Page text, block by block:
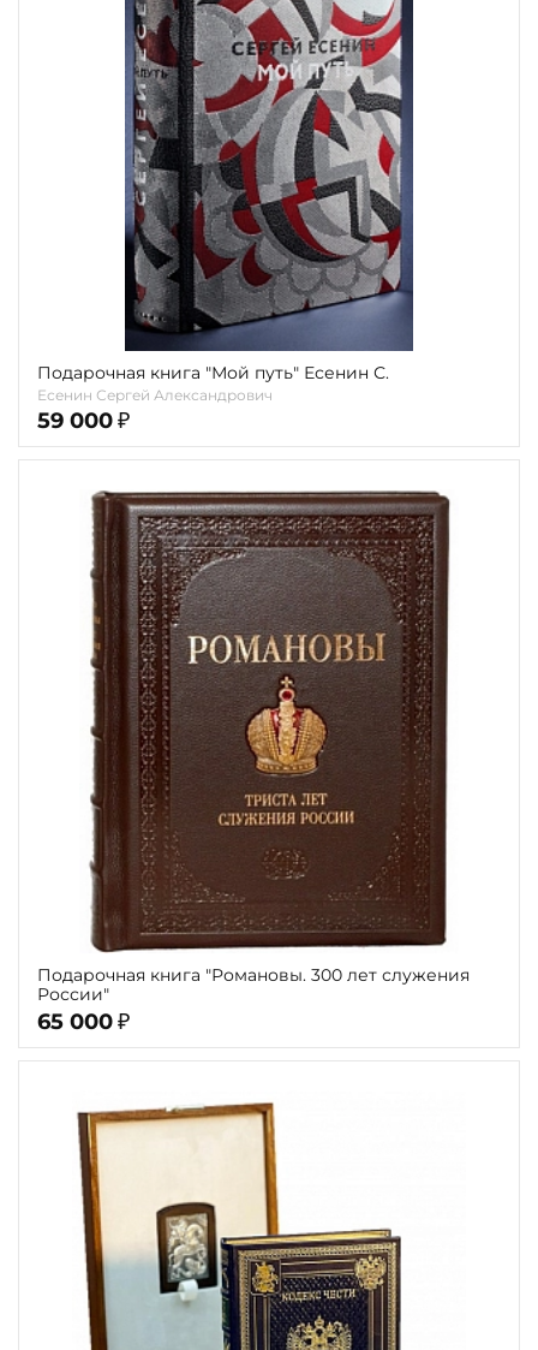
Подарочная книга "Мой путь" Есенин С.
Есенин Сергей Александрович
59 000 ₽
Подарочная книга "Романовы. 300 лет служения
России"
65 000 ₽